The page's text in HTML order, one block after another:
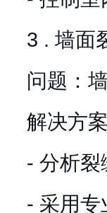
3 . 墙面
问题：
解决方案
- 分析裂
- 采用专